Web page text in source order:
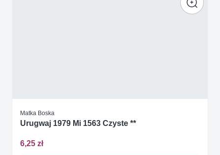
Matka Boska
Urugwaj 1979 Mi 1563 Czyste **
6,25 zł